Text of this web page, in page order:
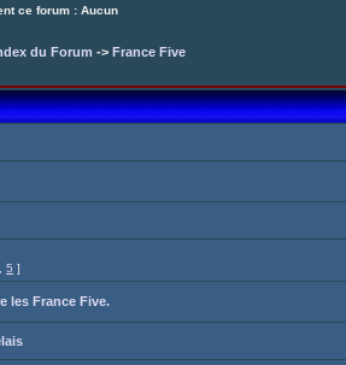
ce forum : Aucun
du Forum -> France Five
5 ]
les France Five.